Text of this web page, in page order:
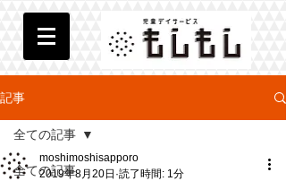
記事
全ての記事
全ての記事
moshimoshisapporo
2019年8月20日 読了時間: 1分